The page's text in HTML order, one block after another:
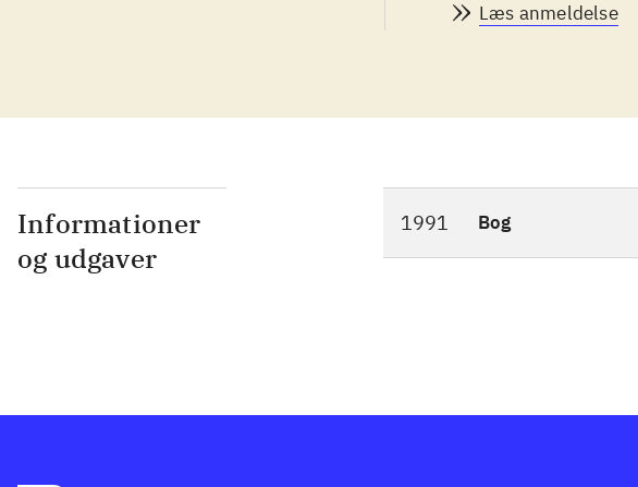
Læs anmeldelse
Informationer
og udgaver
1991 Bog